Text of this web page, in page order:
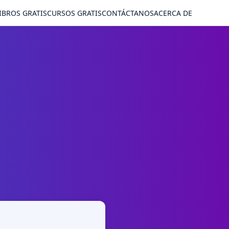
GRATISCURSOS GRATISCONTÁCTANOSACERCA DE